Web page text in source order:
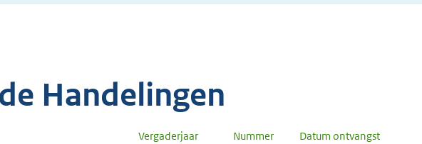
Handelingen
Vergaderjaar Nummer Datum ontvangst